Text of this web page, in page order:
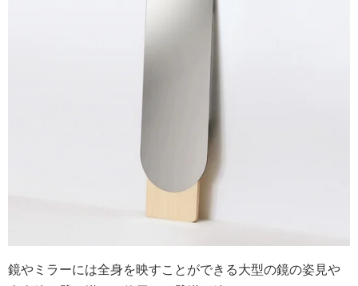
鏡やミラーには全身を映すことができる大型の鏡の姿見や